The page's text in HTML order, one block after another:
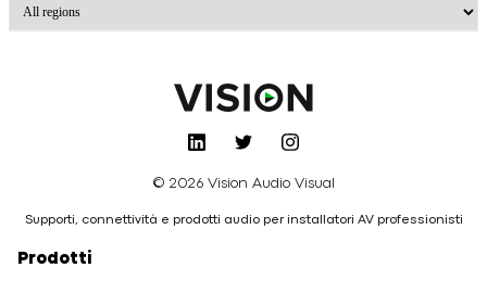
© 2026 Vision Audio Visual
Supporti, connettività e prodotti audio per installatori AV professionisti
Prodotti